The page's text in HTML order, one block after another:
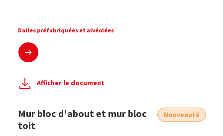
Dalles préfabriquées et alvéolées
En savoir plus
Afficher le document
Nouveauté
Mur bloc d'about et mur bloc
toit